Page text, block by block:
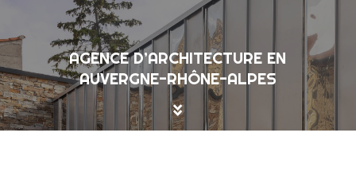
AGENCE D’ARCHITECTURE EN
AUVERGNE-RHÔNE-ALPES